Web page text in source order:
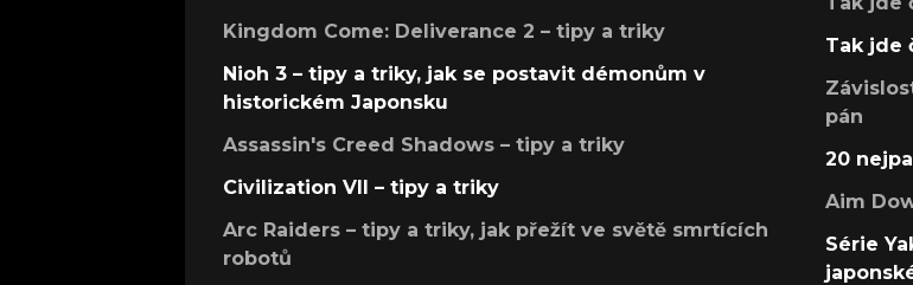
Kingdom Come: Deliverance 2 – tipy a triky
Nioh 3 – tipy a triky, jak se postavit démonům v
historickém Japonsku
Assassin's Creed Shadows – tipy a triky
Civilization VII – tipy a triky
Arc Raiders – tipy a triky, jak přežít ve světě smrtících
robotů
Tak jde
pán
20
Aim
Série